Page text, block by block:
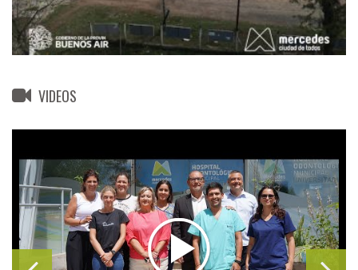
VIDEOS